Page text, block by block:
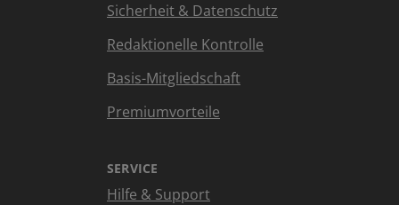
Sicherheit & Datenschutz
Redaktionelle Kontrolle
Basis-Mitgliedschaft
Premiumvorteile
SERVICE
Hilfe & Support